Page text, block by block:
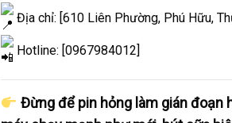
Địa chỉ: [610 Liên Phường, Phú Hữu,
Hotline: [0967984012]
Đừng để pin hỏng làm gián đoạn